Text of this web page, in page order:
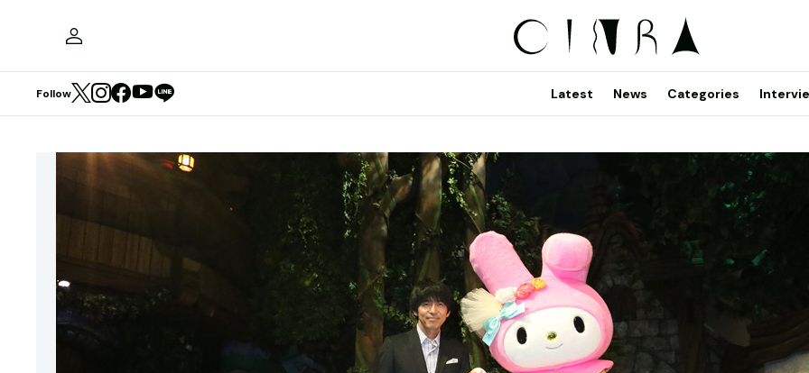
Follow Latest News Categories